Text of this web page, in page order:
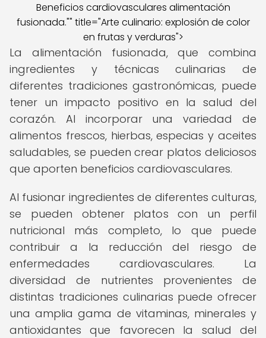
Beneficios cardiovasculares alimentación
fusionada."" title="Arte culinario: explosión de color
en frutas y verduras">
La alimentación fusionada, que combina
ingredientes y técnicas culinarias de
diferentes tradiciones gastronómicas, puede
tener un impacto positivo en la salud del
corazón. Al incorporar una variedad de
alimentos frescos, hierbas, especias y aceites
saludables, se pueden crear platos deliciosos
que aporten beneficios cardiovasculares.
Al fusionar ingredientes de diferentes culturas,
se pueden obtener platos con un perfil
nutricional más completo, lo que puede
contribuir a la reducción del riesgo de
enfermedades cardiovasculares. La
diversidad de nutrientes provenientes de
distintas tradiciones culinarias puede ofrecer
una amplia gama de vitaminas, minerales y
antioxidantes que favorecen la salud del